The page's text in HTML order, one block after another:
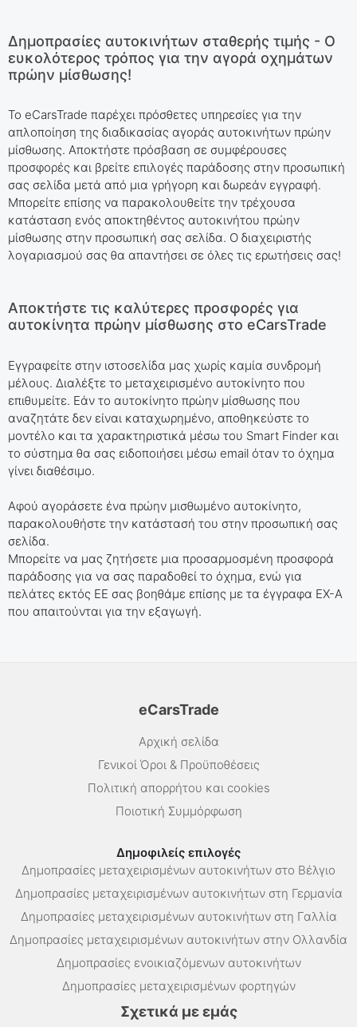
Δημοπρασίες αυτοκινήτων σταθερής τιμής - Ο
ευκολότερος τρόπος για την αγορά οχημάτων
πρώην μίσθωσης!
Το eCarsTrade παρέχει πρόσθετες υπηρεσίες για την
απλοποίηση της διαδικασίας αγοράς αυτοκινήτων πρώην
μίσθωσης. Αποκτήστε πρόσβαση σε συμφέρουσες
προσφορές και βρείτε επιλογές παράδοσης στην προσωπική
σας σελίδα μετά από μια γρήγορη και δωρεάν εγγραφή.
Μπορείτε επίσης να παρακολουθείτε την τρέχουσα
κατάσταση ενός αποκτηθέντος αυτοκινήτου πρώην
μίσθωσης στην προσωπική σας σελίδα. Ο διαχειριστής
λογαριασμού σας θα απαντήσει σε όλες τις ερωτήσεις σας!
Αποκτήστε τις καλύτερες προσφορές για
αυτοκίνητα πρώην μίσθωσης στο eCarsTrade
Εγγραφείτε στην ιστοσελίδα μας χωρίς καμία συνδρομή
μέλους. Διαλέξτε το μεταχειρισμένο αυτοκίνητο που
επιθυμείτε. Εάν το αυτοκίνητο πρώην μίσθωσης που
αναζητάτε δεν είναι καταχωρημένο, αποθηκεύστε το
μοντέλο και τα χαρακτηριστικά μέσω του Smart Finder και
το σύστημα θα σας ειδοποιήσει μέσω email όταν το όχημα
γίνει διαθέσιμο.
Αφού αγοράσετε ένα πρώην μισθωμένο αυτοκίνητο,
παρακολουθήστε την κατάστασή του στην προσωπική σας
σελίδα.
Μπορείτε να μας ζητήσετε μια προσαρμοσμένη προσφορά
παράδοσης για να σας παραδοθεί το όχημα, ενώ για
πελάτες εκτός ΕΕ σας βοηθάμε επίσης με τα έγγραφα EX-A
που απαιτούνται για την εξαγωγή.
eCarsTrade
Αρχική σελίδα
Γενικοί Όροι & Προϋποθέσεις
Πολιτική απορρήτου και cookies
Ποιοτική Συμμόρφωση
Δημοφιλείς επιλογές
Δημοπρασίες μεταχειρισμένων αυτοκινήτων στο Βέλγιο
Δημοπρασίες μεταχειρισμένων αυτοκινήτων στη Γερμανία
Δημοπρασίες μεταχειρισμένων αυτοκινήτων στη Γαλλία
Δημοπρασίες μεταχειρισμένων αυτοκινήτων στην Ολλανδία
Δημοπρασίες ενοικιαζόμενων αυτοκινήτων
Δημοπρασίες μεταχειρισμένων φορτηγών
Σχετικά με εμάς